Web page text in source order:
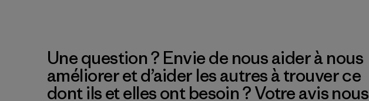
Une question ? Envie de nous aider à nous
améliorer et d’aider les autres à trouver ce
dont ils et elles ont besoin ? Votre avis nous